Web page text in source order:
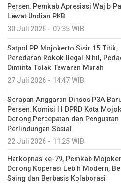
Persen, Pemkab Apresiasi Wajib
Lewat Undian PKB
30 Juli 2026 - 07:35 WIB
Satpol PP Mojokerto Sisir 15 Titik,
Peredaran Rokok Ilegal Nihil,
Diminta Tolak Tawaran Murah
27 Juli 2026 - 14:47 WIB
Serapan Anggaran Dinsos P3A
Persen, Komisi III DPRD Kota
Dorong Percepatan dan Penguatan
Perlindungan Sosial
22 Juli 2026 - 11:25 WIB
Harkopnas ke-79, Pemkab
Dorong Koperasi Lebih Modern,
Saing dan Berbasis Kolaborasi